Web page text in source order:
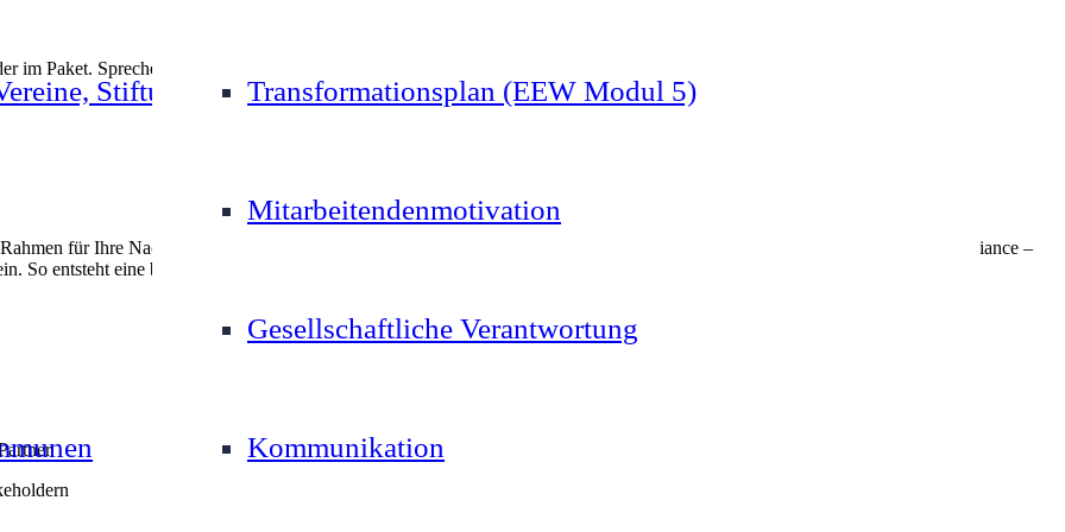
Stiftungen und gGmbHTransformationsplan (EEW Modul 5)
Mitarbeitendenmotivation
Gesellschaftliche Verantwortung
Kommunikation
im Paket. Sprechen Sie uns gerne an.
für Ihre Nachhaltigkeitsberichterstattung. Wir begleiten Sie durch die 20 Kriterien – von Strategie über Umwelt bis Compliance –
entsteht eine belastbare Basis für Transparenz und Stakeholder-Dialog.